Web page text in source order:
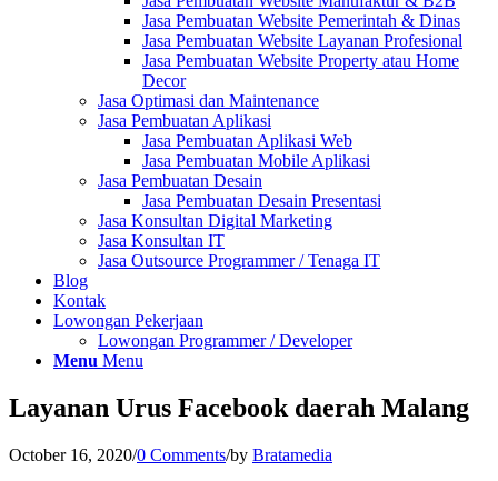
Jasa Pembuatan Website Pemerintah & Dinas
Jasa Pembuatan Website Layanan Profesional
Jasa Pembuatan Website Property atau Home
Decor
Jasa Optimasi dan Maintenance
Jasa Pembuatan Aplikasi
Jasa Pembuatan Aplikasi Web
Jasa Pembuatan Mobile Aplikasi
Jasa Pembuatan Desain
Jasa Pembuatan Desain Presentasi
Jasa Konsultan Digital Marketing
Jasa Konsultan IT
Jasa Outsource Programmer / Tenaga IT
Blog
Kontak
Lowongan Pekerjaan
Lowongan Programmer / Developer
Menu Menu
Layanan Urus Facebook daerah Malang
October 16, 2020/0 Comments/by Bratamedia